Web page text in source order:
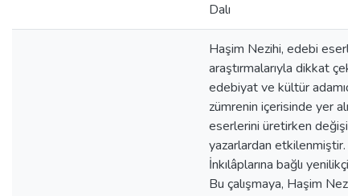
Dalı
Haşim Nezihi, edebi
araştırmalarıyla dikkat
edebiyat ve kültür
zümrenin içerisinde yer
eserlerini üretirken değişik
yazarlardan etkilenmiştir.
İnkılâplarına bağlı yenilikçi
Bu çalışmaya, Haşim